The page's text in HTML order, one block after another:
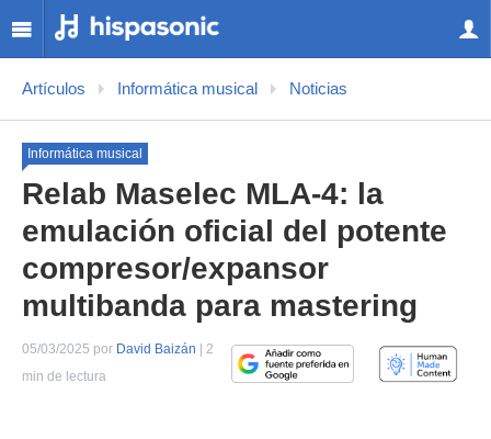
Artículos Informática musical Noticias
Informática musical
Relab Maselec MLA-4: la
emulación oficial del potente
compresor/expansor
multibanda para mastering
05/03/2025 por David Baizán | 2
min de lectura